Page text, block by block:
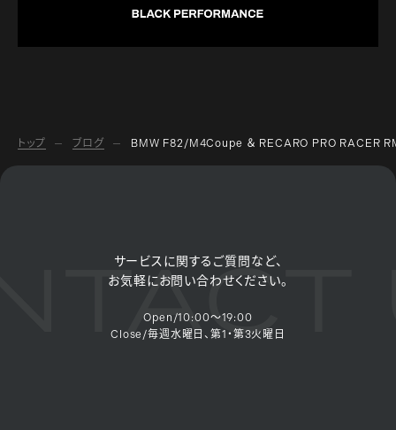
トップ ブログ BMW F82/M4Coupe ＆ RECARO PRO RACER
サービスに関するご質問など、
お気軽にお問い合わせください。
Open/10:00～19:00
Close/毎週水曜日、第1・第3火曜日